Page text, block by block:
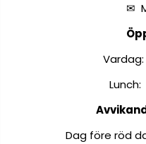
✉
Dag före röd